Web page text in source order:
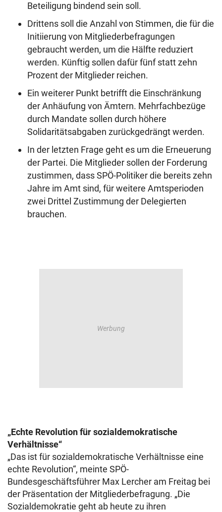
Beteiligung bindend sein soll.
Drittens soll die Anzahl von Stimmen, die für die
Initiierung von Mitgliederbefragungen
gebraucht werden, um die Hälfte reduziert
werden. Künftig sollen dafür fünf statt zehn
Prozent der Mitglieder reichen.
Ein weiterer Punkt betrifft die Einschränkung
der Anhäufung von Ämtern. Mehrfachbezüge
durch Mandate sollen durch höhere
Solidaritätsabgaben zurückgedrängt werden.
In der letzten Frage geht es um die Erneuerung
der Partei. Die Mitglieder sollen der Forderung
zustimmen, dass SPÖ-Politiker die bereits zehn
Jahre im Amt sind, für weitere Amtsperioden
zwei Drittel Zustimmung der Delegierten
brauchen.
„Echte Revolution für sozialdemokratische
Verhältnisse“
„Das ist für sozialdemokratische Verhältnisse eine
echte Revolution“, meinte SPÖ-
Bundesgeschäftsführer Max Lercher am Freitag bei
der Präsentation der Mitgliederbefragung. „Die
Sozialdemokratie geht ab heute zu ihren